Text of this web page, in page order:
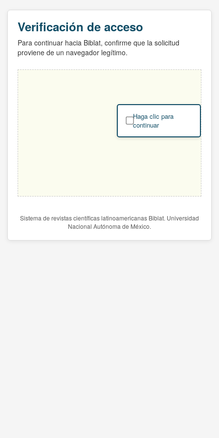
Verificación de acceso
Para continuar hacia Biblat, confirme que la solicitud
proviene de un navegador legítimo.
Haga clic para
continuar
Sistema de revistas científicas latinoamericanas Biblat. Universidad
Nacional Autónoma de México.